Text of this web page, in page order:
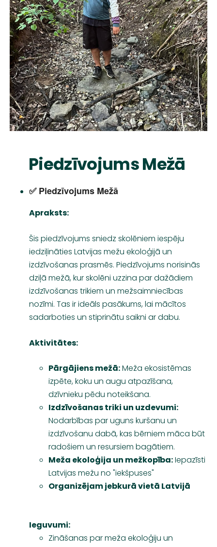
Piedzīvojums Mežā
✅ Piedzīvojums Mežā
Apraksts:
Šis piedzīvojums sniedz skolēniem iespēju
iedziļināties Latvijas mežu ekoloģijā un
izdzīvošanas prasmēs. Piedzīvojums norisinās
dziļā mežā, kur skolēni uzzina par dažādiem
izdzīvošanas trikiem un mežsaimniecības
nozīmi. Tas ir ideāls pasākums, lai mācītos
sadarboties un stiprinātu saikni ar dabu.
Aktivitātes:
Pārgājiens mežā:Meža ekosistēmas
izpēte, koku un augu atpazīšana,
dzīvnieku pēdu noteikšana.
Izdzīvošanas triki un uzdevumi:
Nodarbības par uguns kuršanu un
izdzīvošanu dabā, kas bērniem māca būt
radošiem un resursiem bagātiem.
Meža ekoloģija un mežkopība:Iepazīsti
Latvijas mežu no "iekšpuses"
Organizējam jebkurā vietā Latvijā
Ieguvumi:
Zināšanas par meža ekoloģiju un